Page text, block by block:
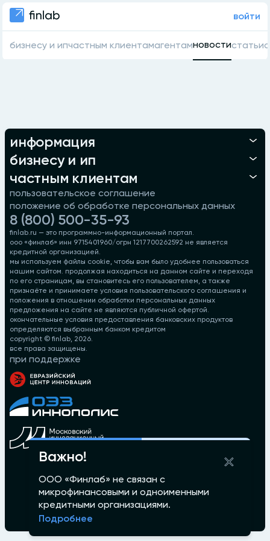
войти
бизнесу и ипчастным клиентамагентамновостистатьи
информация
бизнесу и ип
частным клиентам
пользовательское соглашение
положение об обработке персональных данных
8 (800) 500-35-93
finlab.ru — это программно-информационный портал.
ооо «финлаб» инн 9715401960/огрн 1217700262592 не является
кредитной организацией.
мы используем файлы cookie, чтобы вам было удобнее пользоваться
нашим сайтом. продолжая находиться на данном сайте и переходя
по его страницам, вы становитесь его пользователем, а также
признаёте и принимаете условия пользовательского соглашения и
положения в отношении обработки персональных данных
предложения на сайте не являются публичной офертой.
окончательные условия предоставления банковских продуктов
определяются выбранным банком кредитом
copyright © finlab, 2026.
все права защищены.
при поддержке
Важно!
ООО «Финлаб» не связан с
микрофинансовыми и одноименными
кредитными организациями.
Подробнее